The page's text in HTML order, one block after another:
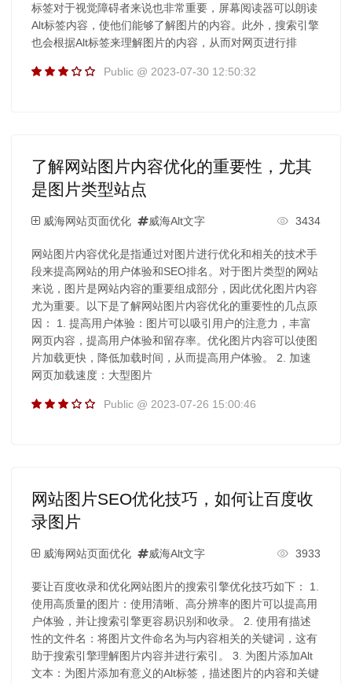
标签对于视觉障碍者来说也非常重要，屏幕阅读器可以朗读
Alt标签内容，使他们能够了解图片的内容。此外，搜索引擎
也会根据Alt标签来理解图片的内容，从而对网页进行排
Public @ 2023-07-30 12:50:32
了解网站图片内容优化的重要性，尤其
是图片类型站点
威海网站页面优化 威海Alt文字 3434
网站图片内容优化是指通过对图片进行优化和相关的技术手
段来提高网站的用户体验和SEO排名。对于图片类型的网站
来说，图片是网站内容的重要组成部分，因此优化图片内容
尤为重要。以下是了解网站图片内容优化的重要性的几点原
因： 1. 提高用户体验：图片可以吸引用户的注意力，丰富
网页内容，提高用户体验和留存率。优化图片内容可以使图
片加载更快，降低加载时间，从而提高用户体验。 2. 加速
网页加载速度：大型图片
Public @ 2023-07-26 15:00:46
网站图片SEO优化技巧，如何让百度收
录图片
威海网站页面优化 威海Alt文字 3933
要让百度收录和优化网站图片的搜索引擎优化技巧如下： 1.
使用高质量的图片：使用清晰、高分辨率的图片可以提高用
户体验，并让搜索引擎更容易识别和收录。 2. 使用有描述
性的文件名：将图片文件命名为与内容相关的关键词，这有
助于搜索引擎理解图片内容并进行索引。 3. 为图片添加Alt
文本：为图片添加有意义的Alt标签，描述图片的内容和关键